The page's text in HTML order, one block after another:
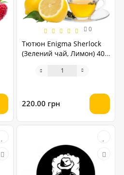
0
Тютюн Enigma Sherlock
(Зелений чай, Лимон) 40
220.00 грн